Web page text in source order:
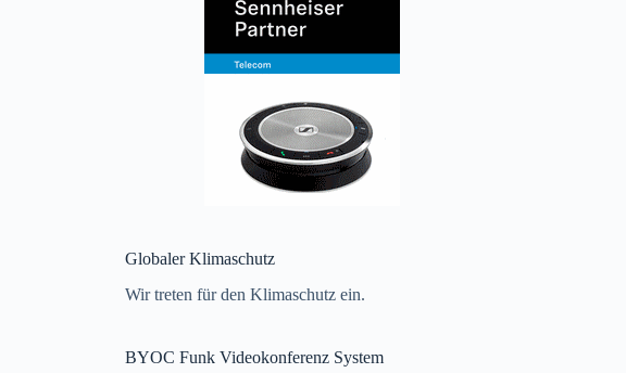
Globaler Klimaschutz
Wir treten für den Klimaschutz ein.
BYOC Funk Videokonferenz System